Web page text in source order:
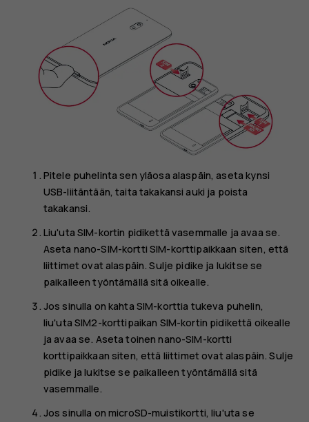
Pitele puhelinta sen yläosa alaspäin, aseta kynsi
USB-liitäntään, taita takakansi auki ja poista
takakansi.
Liu'uta SIM-kortin pidikettä vasemmalle ja avaa se.
Aseta nano-SIM-kortti SIM-korttipaikkaan siten, että
liittimet ovat alaspäin. Sulje pidike ja lukitse se
paikalleen työntämällä sitä oikealle.
Jos sinulla on kahta SIM-korttia tukeva puhelin,
liu'uta SIM2-korttipaikan SIM-kortin pidikettä oikealle
ja avaa se. Aseta toinen nano-SIM-kortti
korttipaikkaan siten, että liittimet ovat alaspäin. Sulje
pidike ja lukitse se paikalleen työntämällä sitä
vasemmalle.
Jos sinulla on microSD-muistikortti, liu'uta se